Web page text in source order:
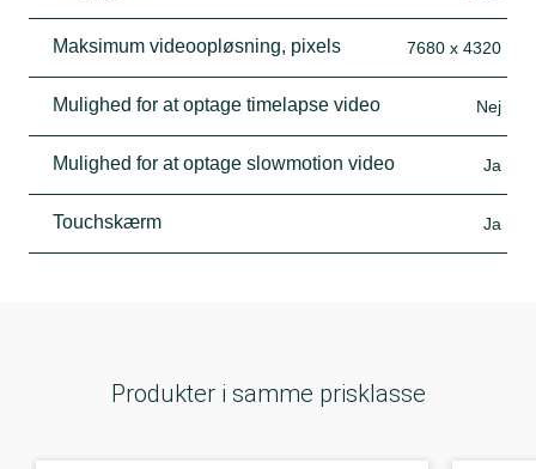
Maksimum videoopløsning, pixels 7680 x 4320
Mulighed for at optage timelapse video Nej
Mulighed for at optage slowmotion video Ja
Touchskærm Ja
Produkter i samme prisklasse